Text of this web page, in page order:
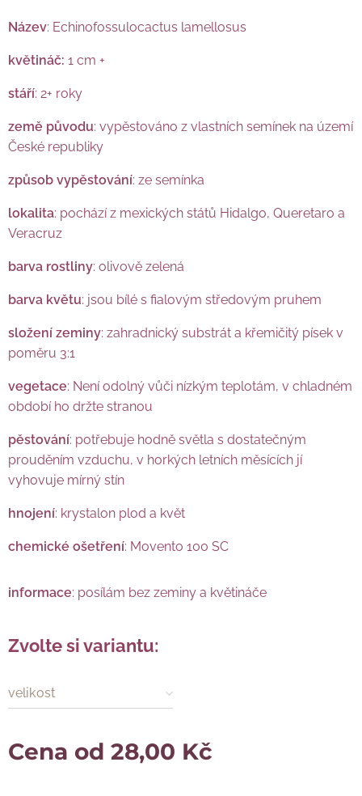
Název: Echinofossulocactus lamellosus
květináč: 1 cm +
stáří: 2+ roky
země původu: vypěstováno z vlastních semínek na území
České republiky
způsob vypěstování: ze semínka
lokalita: pochází z mexických států Hidalgo, Queretaro a
Veracruz
barva rostliny: olivově zelená
barva květu: jsou bílé s fialovým středovým pruhem
složení zeminy: zahradnický substrát a křemičitý písek v
poměru 3:1
vegetace: Není odolný vůči nízkým teplotám, v chladném
období ho držte stranou
pěstování: potřebuje hodně světla s dostatečným
prouděním vzduchu, v horkých letních měsících jí
vyhovuje mírný stín
hnojení: krystalon plod a květ
chemické ošetření: Movento 100 SC
informace: posílám bez zeminy a květináče
Zvolte si variantu:
velikost
Cena od 28,00 Kč